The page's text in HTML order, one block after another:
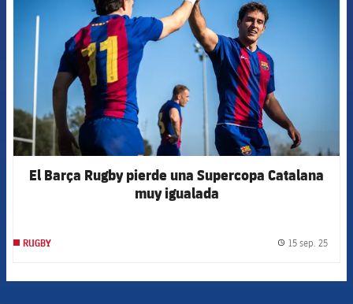
El Barça Rugby pierde una Supercopa Catalana
muy igualada
RUGBY 15 sep. 25